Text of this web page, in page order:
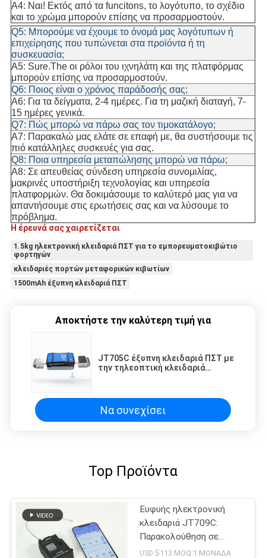
A4: Ναι! Εκτός από τα funcitons, το λογότυπο, το σχέδιο
και το χρώμα μπορούν επίσης να προσαρμοστούν.
Q5: Μπορούμε να έχουμε το όνομά μας λογότυπων ή
επιχείρησης που τυπώνεται στα προϊόντα ή τη
συσκευασία;
A5: Sure.The οι ρόλοι του ιχνηλάτη και της πλατφόρμας
μπορούν επίσης να προσαρμοστούν.
Q6: Ποιος είναι ο χρόνος παράδοσής σας;
A6: Για τα δείγματα, 2-4 ημέρες. Για τη μαζική διαταγή, 7-
15 ημέρες γενικά.
Q7: Πώς μπορώ να πάρω σας τον τιμοκατάλογο;
A7: Παρακαλώ μας ελάτε σε επαφή με, θα συστήσουμε τις
πιό κατάλληλες συσκευές για σας.
Q8: Ποια υπηρεσία μεταπώλησης μπορώ να πάρω;
A8: Σε απευθείας σύνδεση υπηρεσία συνομιλίας,
μακρινές υποστήριξη τεχνολογίας και υπηρεσία
πλατφορμών. Θα δοκιμάσουμε το καλύτερό μας για να
απαντήσουμε στις ερωτήσεις σας και να λύσουμε το
πρόβλημα.
Η έρευνά σας χαιρετίζεται
1.5kg ηλεκτρονική κλειδαριά ΠΣΤ για το εμπορευματοκιβώτιο
φορτηγών
κλειδαριές πορτών μεταφορικών κιβωτίων
1500mAh έξυπνη κλειδαριά ΠΣΤ
Αποκτήστε την καλύτερη τιμή για
JT705C έξυπνη κλειδαριά ΠΣΤ με
την τηλεοπτική κλειδαριά
Να συνεχίσει
Top Προϊόντα
Ευφυής ηλεκτρονική
κλειδαριά JT709C:
Παρακολούθηση σε
πραγματικό χρόνο &
USD $113 MOQ:1 ΜΟΝΑΔΑ